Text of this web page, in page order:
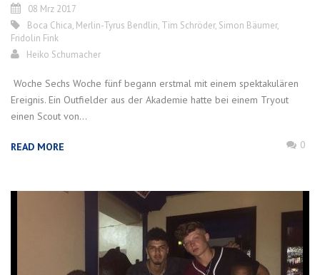
08 Mrz 2017
Boca Chica, Merlin-Tyrus Bendlin, Tim Schröder, Simon Bäumer,
Fridolin Fink
Heiko Schumacher
Woche Sechs Woche fünf begann erstmal mit einem spektakulären
Ereignis. Ein Outfielder aus der Akademie hatte bei einem Tryout
einen Scout von...
READ MORE 0